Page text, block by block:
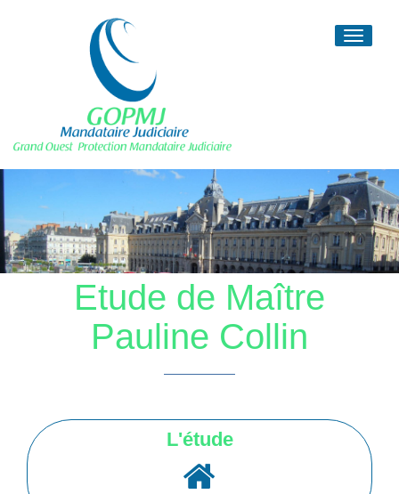
Toggle
Etude de Maître
Pauline Collin
L'étude